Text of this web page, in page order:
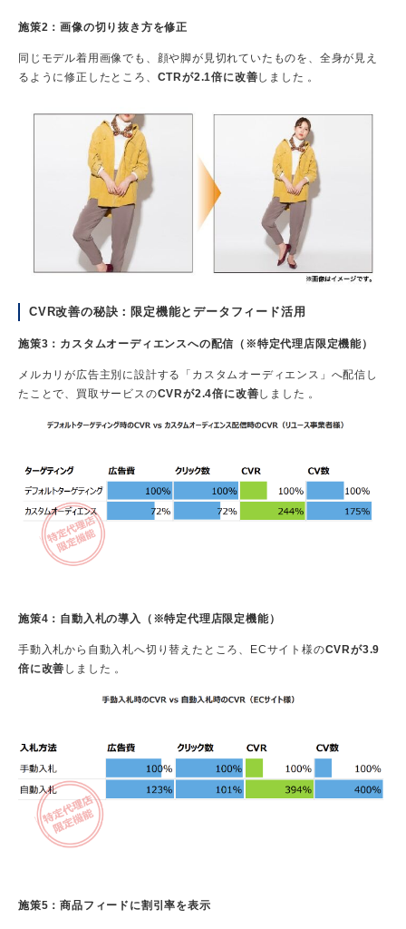
施策2：画像の切り抜き方を修正
同じモデル着用画像でも、顔や脚が見切れていたものを、全身が見え
るように修正したところ、 CTRが2.1倍に改善しました 。
CVR改善の秘訣：限定機能とデータフィード活用
施策3：カスタムオーディエンスへの配信（※特定代理店限定機能）
メルカリが広告主別に設計する「カスタムオーディエンス」へ配信し
たことで、買取サービスのCVRが2.4倍に改善しました 。
施策4：自動入札の導入（※特定代理店限定機能）
手動入札から自動入札へ切り替えたところ、ECサイト様のCVRが3.9
倍に改善 しました 。
施策5：商品フィードに割引率を表示